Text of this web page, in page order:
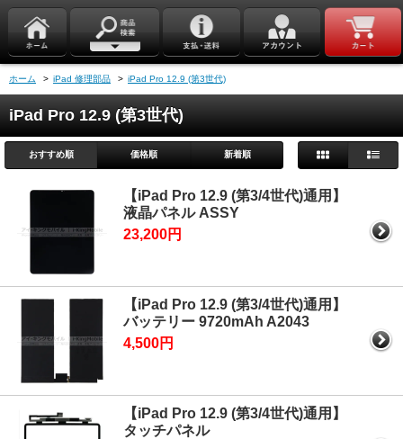
ホーム > iPad 修理部品 > iPad Pro 12.9 (第3世代)
iPad Pro 12.9 (第3世代)
おすすめ順 価格順 新着順
【iPad Pro 12.9 (第3/4世代)通用】
液晶パネル ASSY
23,200円
【iPad Pro 12.9 (第3/4世代)通用】
バッテリー 9720mAh A2043
4,500円
【iPad Pro 12.9 (第3/4世代)通用】
タッチパネル